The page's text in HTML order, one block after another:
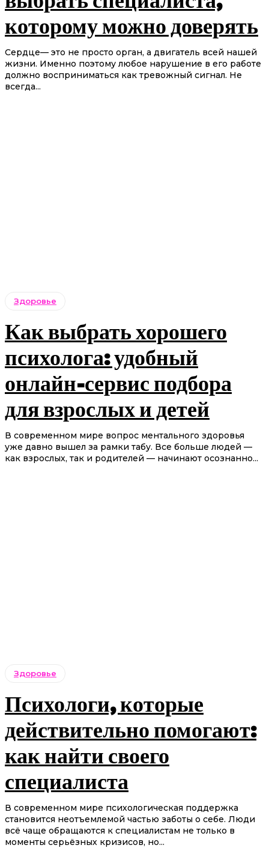
которому можно доверять
Сердце— это не просто орган, а двигатель всей нашей
жизни. Именно поэтому любое нарушение в его работе
должно восприниматься как тревожный сигнал. Не
всегда...
Здоровье
Как выбрать хорошего
психолога: удобный
онлайн-сервис подбора
для взрослых и детей
В современном мире вопрос ментального здоровья
уже давно вышел за рамки табу. Все больше людей —
как взрослых, так и родителей — начинают осознанно...
Здоровье
Психологи, которые
действительно помогают:
как найти своего
специалиста
В современном мире психологическая поддержка
становится неотъемлемой частью заботы о себе. Люди
всё чаще обращаются к специалистам не только в
моменты серьёзных кризисов, но...